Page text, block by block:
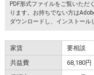
PDF形式ファイルをご覧いただ
ります。お持ちでない方は
ダウンロードし、インストール
家賃
要相談
共益費
68,180円